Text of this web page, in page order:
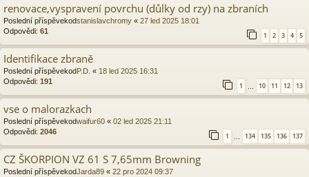
renovace,vyspravení povrchu (důlky od rzy) na zbraních
Poslední příspěvekodstanislavchromy « 27 led 2025 18:01
Odpovědi: 61
1 2 3 4 5
Identifikace zbraně
Poslední příspěvekodP.D. « 18 led 2025 16:31
Odpovědi: 191
1 … 10 11 12 13
vse o malorazkach
Poslední příspěvekodwaifur60 « 02 led 2025 21:11
Odpovědi: 2046
1 … 134 135 136 137
CZ ŠKORPION VZ 61 S 7,65mm Browning
Poslední příspěvekodJarda89 « 22 pro 2024 09:37